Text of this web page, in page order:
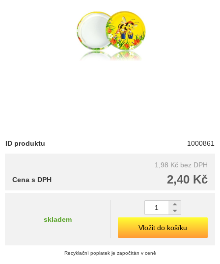
ID produktu 1000861
1,98 Kč bez DPH
2,40 Kč
Cena s DPH
skladem
Vložit do košíku
Recyklační poplatek je započítán v ceně